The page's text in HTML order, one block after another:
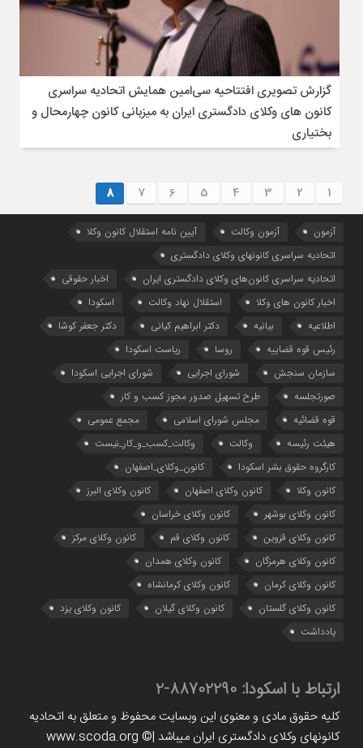
گزارش تصویری افتتاحیه سی‌امین همایش اتحادیه سراسری
کانون های وکلای دادگستری ایران به میزبانی کانون چهارمحال‌ و‌
بختیاری
1
2
3
4
5
6
7
8
آزمون آزمون وکالت
آیین ‌نامه استقلال کانون وکلا
اتحادیه سراسری کانونهای وکلای دادگستری
اتحادیه سراسری کانون‌های وکلای دادگستری ایران
اخبار حقوقی
اخبار کانون های وکلا
استقلال نهاد وکالت
اسکودا
اطلاعیه
بیانیه دکتر ابراهیم کیانی
دکتر جعفر کوشا
رئیس قوه قضاییه
روسا
ریاست اسکودا
سازمان سنجش
شورای اجرایی
شورای اجرایی اسکودا
صورتجلسه
طرح تسهیل صدور مجوز کسب و کار
قوه قضائیه
مجلس شورای اسلامی
مجمع عمومی
هیئت رئیسه
وکالت
وکالت_کسب_و_کار_نیست
کارگروه حقوق بشر اسکودا
کانون_وکلای_اصفهان
کانون وکلا
کانون وکلای اصفهان
کانون وکلای البرز
کانون وکلای بوشهر
کانون وکلای خراسان
کانون وکلای قزوین
کانون وکلای قم
کانون وکلای مرکز
کانون وکلای هرمزگان
کانون وکلای همدان
کانون وکلای کرمان
کانون وکلای کرمانشاه
کانون وکلای گلستان
کانون وکلای گیلان
کانون وکلای یزد
یادداشت
ارتباط با اسکودا: 88702290-2
کلیه حقوق مادی و معنوی این وبسایت محفوظ و متعلق به اتحادیه
کانونهای وکلای دادگستری ایران میباشد |www.scoda.org ©